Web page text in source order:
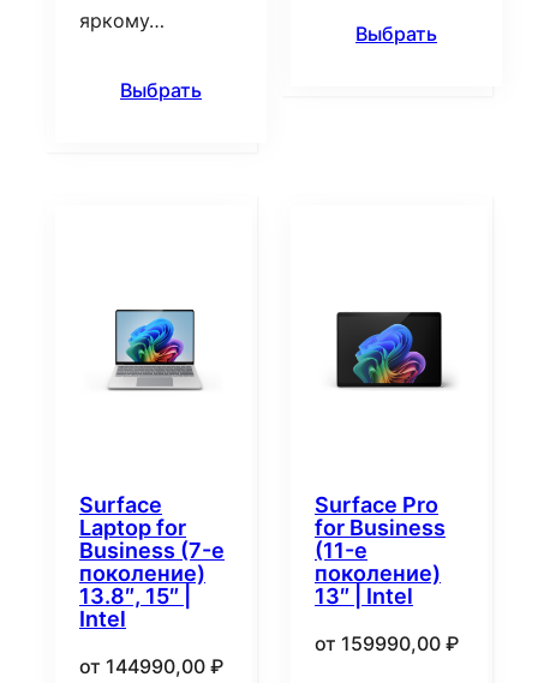
яркому…
Выбрать
Выбрать
Surface
Laptop for
Business (7-е
поколение)
13.8″, 15″ |
Intel
от 144990,00 ₽
Surface Pro
for Business
(11-е
поколение)
13″ | Intel
от 159990,00 ₽